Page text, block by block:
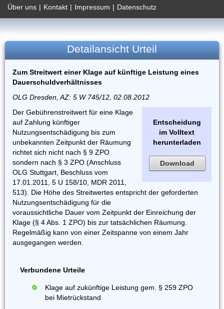
Über uns | Kontakt | Impressum | Datenschutz
Detailansicht Urteil
Zum Streitwert einer Klage auf künftige Leistung eines
Dauerschuldverhältnisses
OLG Dresden, AZ: 5 W 745/12, 02.08.2012
Entscheidung
im Volltext
herunterladen
Download
Der Gebührenstreitwert für eine Klage
auf Zahlung künftiger
Nutzungsentschädigung bis zum
unbekannten Zeitpunkt der Räumung
richtet sich nicht nach § 9 ZPO
sondern nach § 3 ZPO (Anschluss
OLG Stuttgart, Beschluss vom
17.01.2011, 5 U 158/10, MDR 2011,
513). Die Höhe des Streitwertes entspricht der geforderten
Nutzungsentschädigung für die
voraussichtliche Dauer vom Zeitpunkt der Einreichung der
Klage (§ 4 Abs. 1 ZPO) bis zur tatsächlichen Räumung.
Regelmäßig kann von einer Zeitspanne von einem Jahr
ausgegangen werden.
Verbundene Urteile
Klage auf zukünftige Leistung gem. § 259 ZPO
bei Mietrückstand